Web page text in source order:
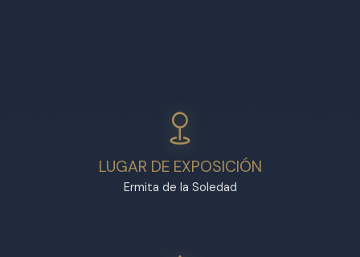
LUGAR DE EXPOSICIÓN
Ermita de la Soledad